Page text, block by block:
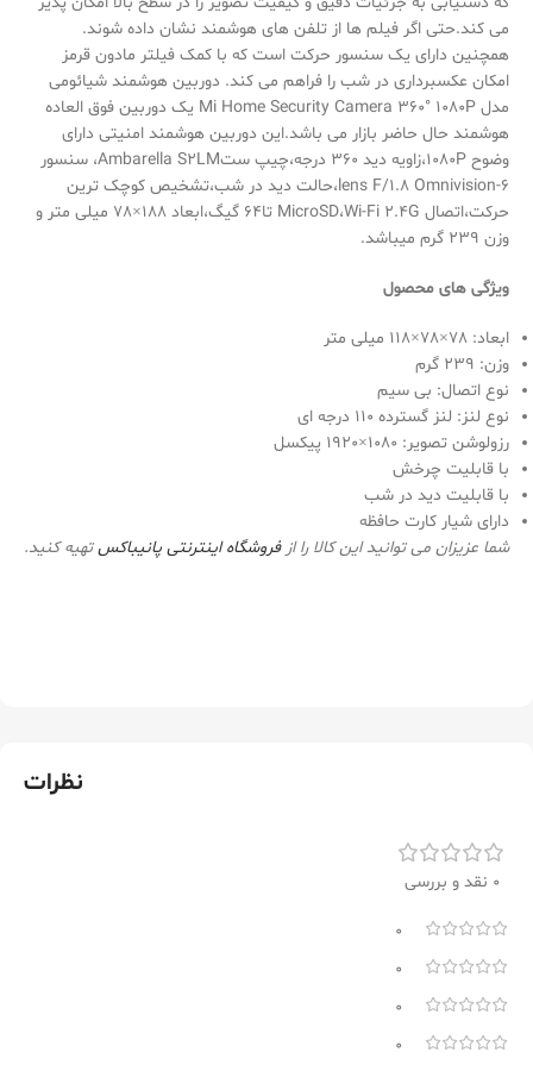
می کند.حتی اگر فیلم ها از تلفن های هوشمند نشان داده شوند.
همچنین دارای یک سنسور حرکت است که با کمک فیلتر مادون قرمز
امکان عکسبرداری در شب را فراهم می کند. دوربین هوشمند شیائومی
مدل Mi Home Security Camera 360° 1080P یک دوربین فوق العاده
هوشمند حال حاضر بازار می باشد.این دوربین هوشمند امنیتی دارای
وضوح 1080P،زاویه دید 360 درجه،چیپ ستAmbarella S2LM، سنسور
6-lens F/1.8 Omnivision،حالت دید در شب،تشخیص کوچک ترین
حرکت،اتصال MicroSD،Wi-Fi 2.4G تا64 گیگ،ابعاد 188×78 میلی متر و
وزن 239 گرم میباشد.
ویژگی های محصول
ابعاد: 78×78×118 میلی متر
وزن: 239 گرم
نوع اتصال: بی سیم
نوع لنز: لنز گسترده 110 درجه ای
رزولوشن تصویر: 1080×1920 پیکسل
با قابلیت چرخش
با قابلیت دید در شب
دارای شیار کارت حافظه
شما عزیزان می توانید این کالا را ازفروشگاه اینترنتی پانیباکستهیه کنید.
نظرات
0 نقد و بررسی
0
0
0
0